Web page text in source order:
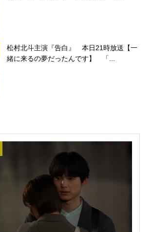
松村北斗主演『告白』 本日21時放送【一
緒に来るの夢だったんです】 「...